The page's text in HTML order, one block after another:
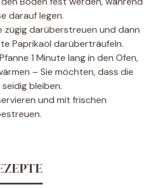
darauf legen.
zügig darüberstreuen und dann
Paprikaöl darüberträufeln.
1 Minute lang in den Ofen,
– Sie möchten, dass die
bleiben.
und mit frischen